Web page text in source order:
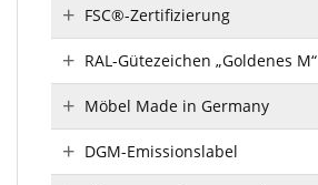
FSC®-Zertifizierung
RAL-Gütezeichen „Goldenes M“
Möbel Made in Germany
DGM-Emissionslabel